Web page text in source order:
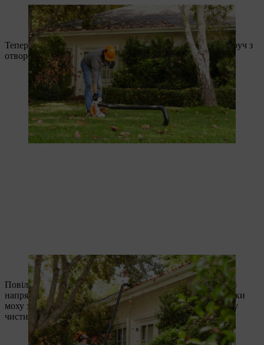
Das gebogene Rohr zeigt beim Anschalten des Blasgeräts nach
unten.
Тепер просуньте зігнутий кінець соплатруби в жолоб поруч з
отвором для спускної труби.
Die gebogene Ecke des Blasrohrs gehört in die Dachrinne.
Повільно проведіть інструментом паралельно будинку і в
напрямку від водостічної труби, щоб здути листя і залишки
моху з водостоку - так ваш водостік буде по-справжньому
чистим!